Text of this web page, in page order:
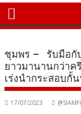
ชุมพร – รับมือกั
ยาวมานานกว่าค
เร่งนำกระสอบกั้
17/07/2023